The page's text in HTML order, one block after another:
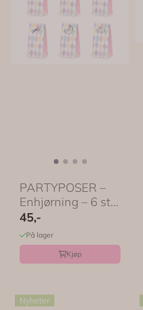
PARTYPOSER –
Enhjørning – 6 stk
– ...
45,-
På lager
Kjøp
Nyheter